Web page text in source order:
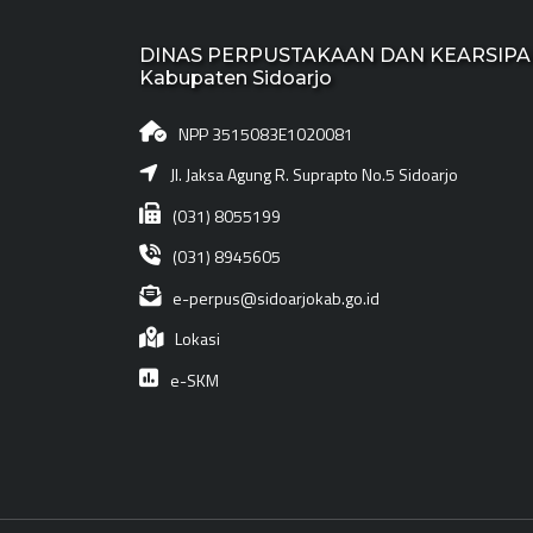
DINAS PERPUSTAKAAN DAN
Kabupaten Sidoarjo
NPP 3515083E1020081
Jl. Jaksa Agung R. Suprapto No.5 Sidoarjo
(031) 8055199
(031) 8945605
e-perpus@sidoarjokab.go.id
Lokasi
e-SKM